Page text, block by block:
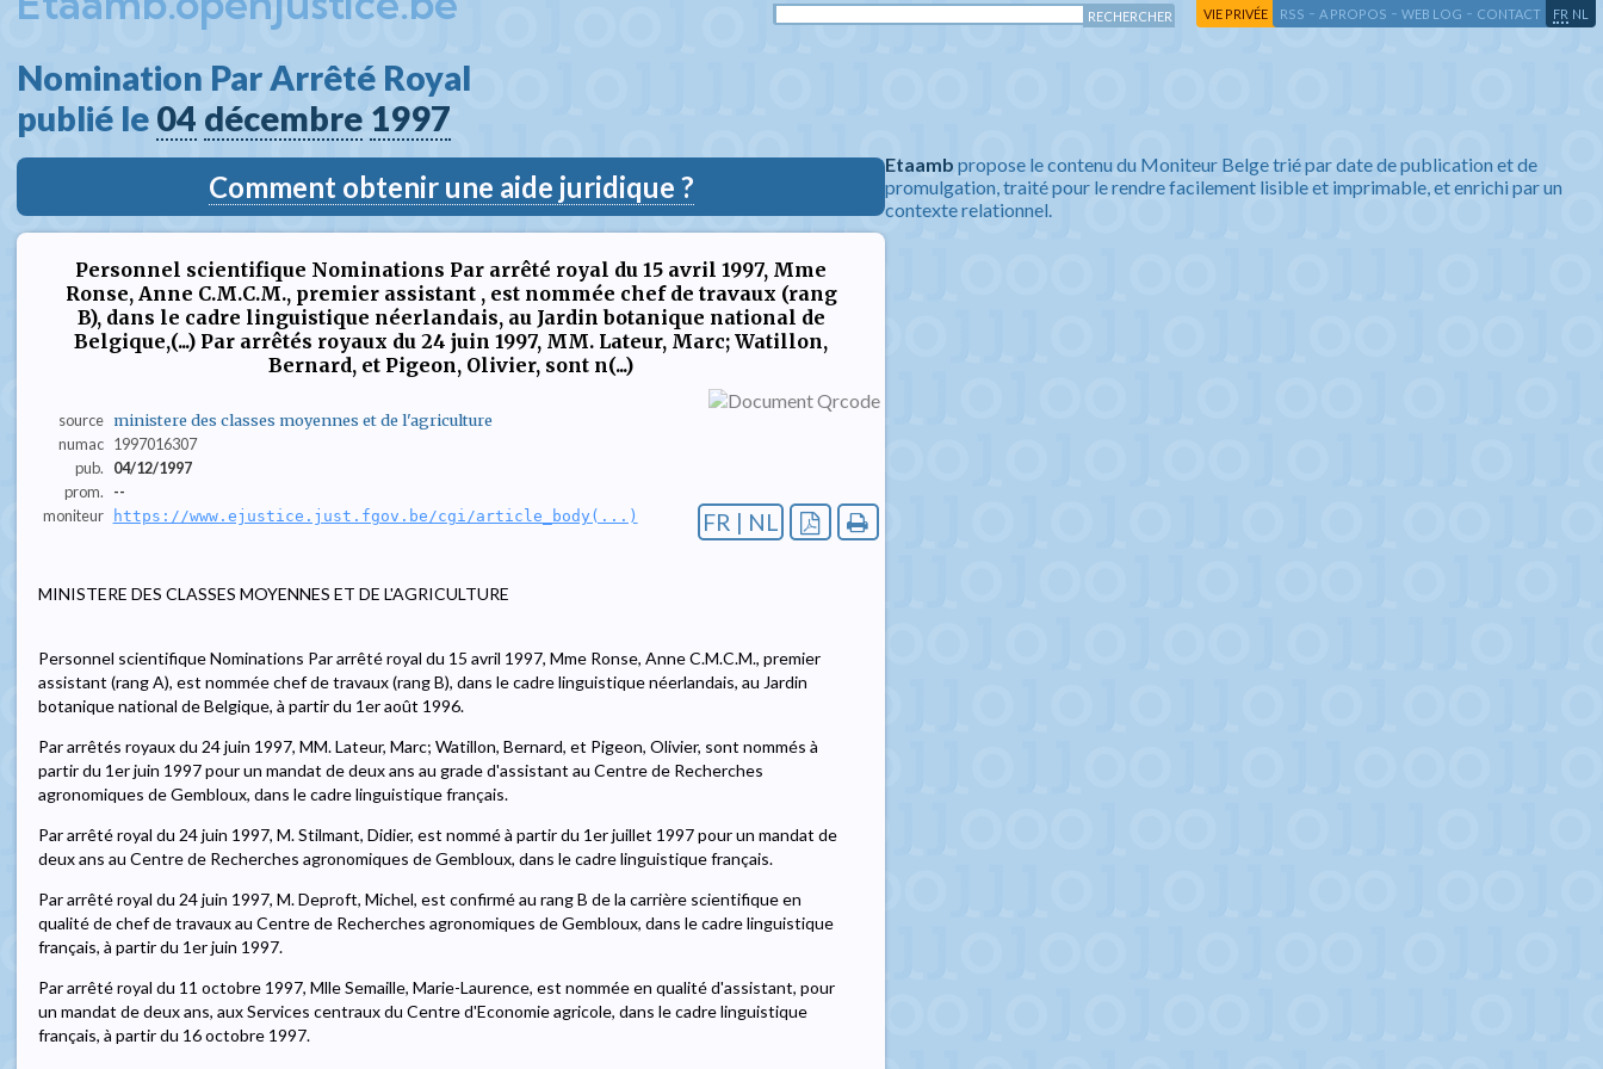
VIE PRIVÉE RSS - A PROPOS - WEB LOG - CONTACT FR NL
Nomination Par Arrêté Royal
publié le 04 décembre 1997
Comment obtenir une aide juridique ?
Personnel scientifique Nominations Par arrêté royal du 15 avril 1997, Mme
Ronse, Anne C.M.C.M., premier assistant , est nommée chef de travaux (rang
B), dans le cadre linguistique néerlandais, au Jardin botanique national de
Belgique,(...) Par arrêtés royaux du 24 juin 1997, MM. Lateur, Marc; Watillon,
Bernard, et Pigeon, Olivier, sont n(...)
source ministere des classes moyennes et de l'agriculture
numac 1997016307
pub.
04/12/1997
prom.
--
moniteur
https://www.ejustice.just.fgov.be/cgi/article_body(...) FR | NL
MINISTERE DES CLASSES MOYENNES ET DE L'AGRICULTURE
Personnel scientifique Nominations Par arrêté royal du 15 avril 1997, Mme Ronse, Anne C.M.C.M., premier
assistant (rang A), est nommée chef de travaux (rang B), dans le cadre linguistique néerlandais, au Jardin
botanique national de Belgique, à partir du 1er août 1996.
Par arrêtés royaux du 24 juin 1997, MM. Lateur, Marc; Watillon, Bernard, et Pigeon, Olivier, sont nommés à
partir du 1er juin 1997 pour un mandat de deux ans au grade d'assistant au Centre de Recherches
agronomiques de Gembloux, dans le cadre linguistique français.
Par arrêté royal du 24 juin 1997, M. Stilmant, Didier, est nommé à partir du 1er juillet 1997 pour un mandat de
deux ans au Centre de Recherches agronomiques de Gembloux, dans le cadre linguistique français.
Par arrêté royal du 24 juin 1997, M. Deproft, Michel, est confirmé au rang B de la carrière scientifique en
qualité de chef de travaux au Centre de Recherches agronomiques de Gembloux, dans le cadre linguistique
français, à partir du 1er juin 1997.
Par arrêté royal du 11 octobre 1997, Mlle Semaille, Marie-Laurence, est nommée en qualité d'assistant, pour
un mandat de deux ans, aux Services centraux du Centre d'Economie agricole, dans le cadre linguistique
français, à partir du 16 octobre 1997.
Etaamb propose le contenu du Moniteur Belge trié par date de publication et de
promulgation, traité pour le rendre facilement lisible et imprimable, et enrichi par un
contexte relationnel.